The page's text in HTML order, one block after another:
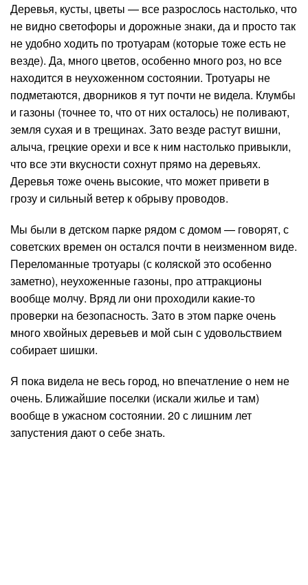
Деревья, кусты, цветы — все разрослось настолько, что
не видно светофоры и дорожные знаки, да и просто так
не удобно ходить по тротуарам (которые тоже есть не
везде). Да, много цветов, особенно много роз, но все
находится в неухоженном состоянии. Тротуары не
подметаются, дворников я тут почти не видела. Клумбы
и газоны (точнее то, что от них осталось) не поливают,
земля сухая и в трещинах. Зато везде растут вишни,
алыча, грецкие орехи и все к ним настолько привыкли,
что все эти вкусности сохнут прямо на деревьях.
Деревья тоже очень высокие, что может привети в
грозу и сильный ветер к обрыву проводов.
Мы были в детском парке рядом с домом — говорят, с
советских времен он остался почти в неизменном виде.
Переломанные тротуары (с коляской это особенно
заметно), неухоженные газоны, про аттракционы
вообще молчу. Вряд ли они проходили какие-то
проверки на безопасность. Зато в этом парке очень
много хвойных деревьев и мой сын с удовольствием
собирает шишки.
Я пока видела не весь город, но впечатление о нем не
очень. Ближайшие поселки (искали жилье и там)
вообще в ужасном состоянии. 20 с лишним лет
запустения дают о себе знать.